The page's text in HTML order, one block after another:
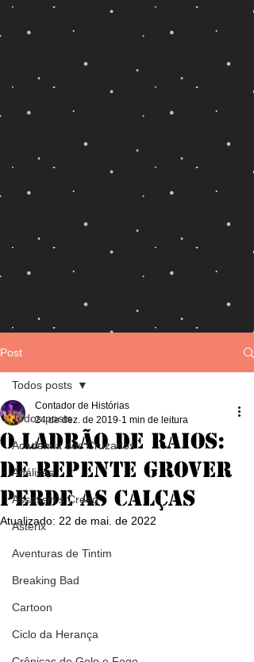
Post
Todos posts
Academia dos Cruzados
Análises
Assassin's Creed
Asterix
Aventuras de Tintim
Breaking Bad
Cartoon
Ciclo da Herança
Todos posts
O Ladrão de Raios:
De Repente Grover
perde as calças
Contador de Histórias
24 de dez. de 2019 1 min de leitura
Atualizado: 22 de mai. de 2022